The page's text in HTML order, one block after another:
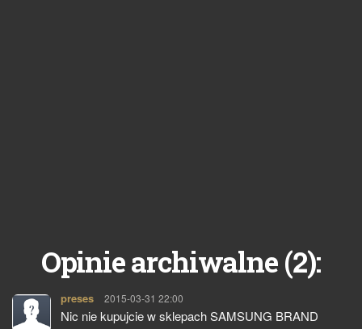
Opinie archiwalne (2):
preses pisze:
2015-03-31 22:00
Nic nie kupujcie w sklepach SAMSUNG BRAND